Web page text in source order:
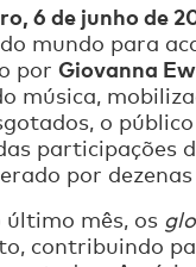
6 de junho de
mundo para
por Giovanna
música,
o
participações
por
último mês, os
contribuindo